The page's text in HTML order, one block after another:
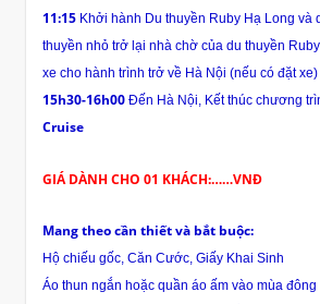
11:15 Khởi hành Du thuyền Ruby Hạ Long và
thuyền nhỏ trở lại nhà chờ của du thuyền
xe cho hành trình trở về Hà Nội (nếu có đặt xe)
15h30-16h00 Đến Hà Nội, Kết thúc chương
Cruise
GIÁ DÀNH CHO 01 KHÁCH:……VNĐ
Mang theo cần thiết và bắt buộc:
Hộ chiếu gốc, Căn Cước, Giấy Khai Sinh
Áo thun ngắn hoặc quần áo ấm vào mùa